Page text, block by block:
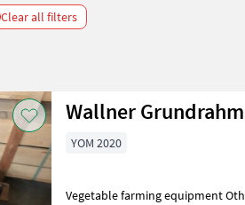
Clear all filters
Wallner
YOM 2020
Vegetable farming equipment